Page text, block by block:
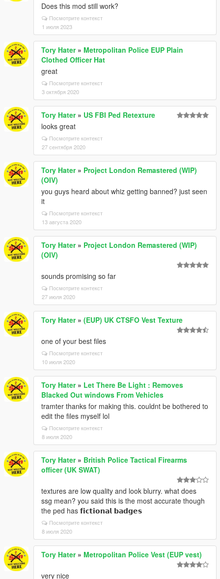
Does this mod still work?
Посмотрите контекст
1 июля 2023
Tory Hater» Metropolitan Police EUP Plain
Clothed Officer Hat
great
Посмотрите контекст
3 октября 2020
Tory Hater» US FBI Ped Retexture
looks great
Посмотрите контекст
27 сентября 2020
Tory Hater» Project London Remastered (WIP)
(OIV)
you guys heard about whiz getting banned? just seen
it
Посмотрите контекст
13 августа 2020
Tory Hater» Project London Remastered (WIP)
(OIV)
sounds promising so far
Посмотрите контекст
27 июля 2020
Tory Hater» (EUP) UK CTSFO Vest Texture
one of your best files
Посмотрите контекст
10 июля 2020
Tory Hater» Let There Be Light : Removes
Blacked Out windows From Vehicles
tramter thanks for making this. couldnt be bothered to
edit the files myself lol
Посмотрите контекст
8 июля 2020
Tory Hater» British Police Tactical Firearms
officer (UK SWAT)
textures are low quality and look blurry. what does
ssg mean? you said this is the most accurate though
the ped has 𝗳𝗶𝗰𝘁𝗶𝗼𝗻𝗮𝗹 𝗯𝗮𝗱𝗴𝗲𝘀
Посмотрите контекст
8 июля 2020
Tory Hater» Metropolitan Police Vest (EUP vest)
very nice